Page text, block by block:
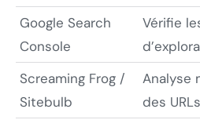
Google Search
Console
Vérifie
Screaming Frog /
Sitebulb
Analyse
des URLs